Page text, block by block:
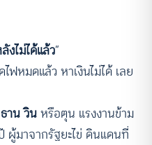
ไม่ได้แล้ว“
หมดแล้ว หาเงินไม่ได้ เลย
าน วินหรือตุน แรงงานข้าม
ผู้มาจากรัฐยะไข่ ดินแดนที่